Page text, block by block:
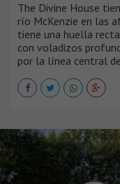
The Divine House
río McKenzie en las
tiene una huella
con voladizos
por la línea central